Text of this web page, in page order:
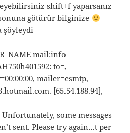
shift+f yaparsanız
götürür bilginize
şöyleydi
mail:info
to=,
mailer=esmtp,
[65.54.188.94],
Unfortunately, some messages
sent. Please try again…t per